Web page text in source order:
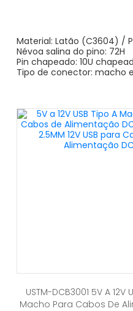
Material: Latão (C3604) /
Névoa salina do pino: 72H
Pin chapeado: 10U
Tipo de conector: macho
USTM-DCB3001 5V A 12V
Macho Para Cabos De